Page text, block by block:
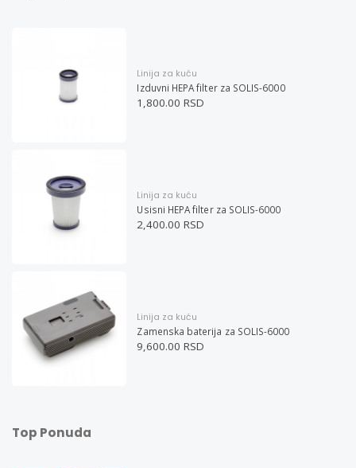
Linija za kuću
Izduvni HEPA filter za SOLIS-6000
1,800.00 RSD
Linija za kuću
Usisni HEPA filter za SOLIS-6000
2,400.00 RSD
Linija za kuću
Zamenska baterija za SOLIS-6000
9,600.00 RSD
Top Ponuda